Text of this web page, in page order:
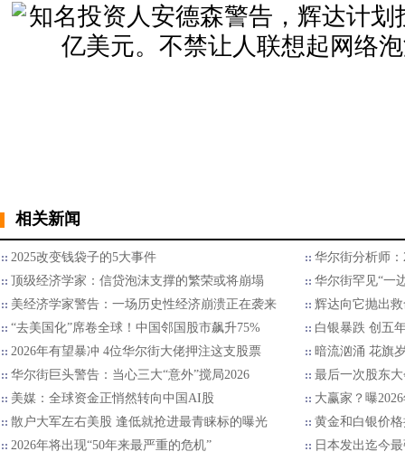
相关新闻
2025改变钱袋子的5大事件
华尔街分析师
顶级经济学家：信贷泡沫支撑的繁荣或将崩塌
华尔街罕见“一
美经济学家警告：一场历史性经济崩溃正在袭来
辉达向它抛出
“去美国化”席卷全球！中国邻国股市飙升75%
白银暴跌 创五
2026年有望暴冲 4位华尔街大佬押注这支股票
暗流汹涌 花旗
华尔街巨头警告：当心三大“意外”搅局2026
最后一次股东
美媒：全球资金正悄然转向中国AI股
大赢家？曝
散户大军左右美股 逢低就抢进最青睐标的曝光
黄金和白银价
2026年将出现“50年来最严重的危机”
日本发出迄今